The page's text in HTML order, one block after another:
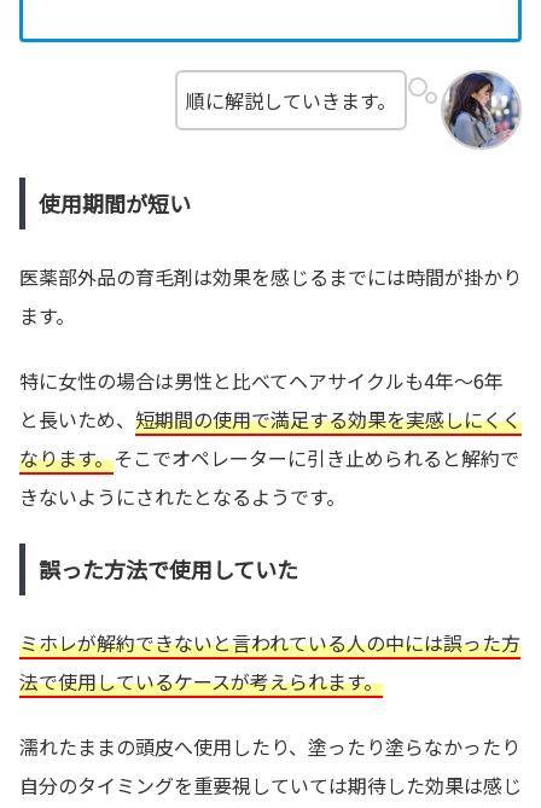
順に解説していきます。
使用期間が短い
医薬部外品の育毛剤は効果を感じるまでには時間が掛かり
ます。
特に女性の場合は男性と比べてヘアサイクルも4年～6年
と長いため、 短期間の使用で満足する効果を実感しにくく
なります。そこでオペレーターに引き止められると解約で
きないようにされたとなるようです。
誤った方法で使用していた
ミホレが解約できないと言われている人の中には誤った方
法で使用しているケースが考えられます。
濡れたままの頭皮へ使用したり、塗ったり塗らなかったり
自分のタイミングを重要視していては期待した効果は感じ